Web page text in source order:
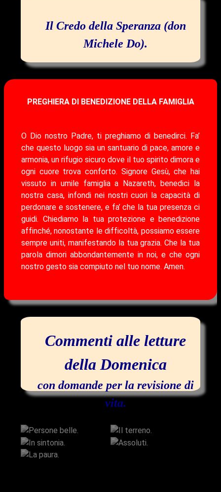
Il Credo della Speranza (don
Michele Do).
PREGHIERA DI BENEDIZIONE DELLA FAMIGLIA
O Dio nostro Padre, ti preghiamo di benedirci. Fa’
che questo luogo sia un santuario di pace, amore e
armonia, un rifugio sicuro dove il tuo spirito dimora e
ogni cuore trova conforto. Signore Gesù, che hai
vissuto in umile famiglia a Nazareth, benedici la
nostra casa, infondi nei nostri cuori la capacità di
perdonare e sostenere, e fa’ che la tua presenza ci
guidi. Chiediamo la tua protezione e benedizione
affinché, nonostante le difficoltà, possiamo essere
sempre uniti, manifestando la tua grazia. Che la tua
parola dimori abbondantemente in noi, e che ogni
nostro gesto sia compiuto nel tuo nome. Amen.
Commenti alle letture
della Domenica
con domande per la revisione di
vita.
In sintonia.
Assoluti.
La paura.